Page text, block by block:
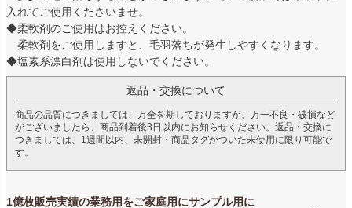
入れてご使用くださいませ。
◆柔軟剤のご使用はお控えください。
柔軟剤をご使用しますと、毛羽落ちが発生しやすくなります。
◆塩素系漂白剤は使用しないでください。
返品・交換について
商品の品質につきましては、万全を期しておりますが、万一不良・破損など
がございましたら、商品到着後3日以内にお知らせください。返品・交換に
つきましては、1週間以内、未開封・商品タグがついた未使用に限り可能で
す。
1億枚販売実績の業務用をご家庭用にサンプル用に